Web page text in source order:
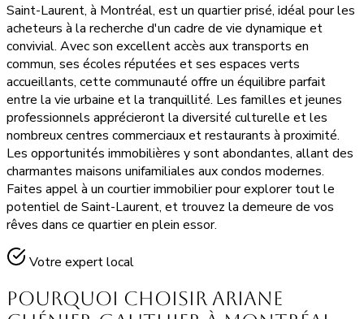
Saint-Laurent, à Montréal, est un quartier prisé, idéal pour les
acheteurs à la recherche d'un cadre de vie dynamique et
convivial. Avec son excellent accès aux transports en
commun, ses écoles réputées et ses espaces verts
accueillants, cette communauté offre un équilibre parfait
entre la vie urbaine et la tranquillité. Les familles et jeunes
professionnels apprécieront la diversité culturelle et les
nombreux centres commerciaux et restaurants à proximité.
Les opportunités immobilières y sont abondantes, allant des
charmantes maisons unifamiliales aux condos modernes.
Faites appel à un courtier immobilier pour explorer tout le
potentiel de Saint-Laurent, et trouvez la demeure de vos
rêves dans ce quartier en plein essor.
Votre expert local
Pourquoi Choisir Ariane